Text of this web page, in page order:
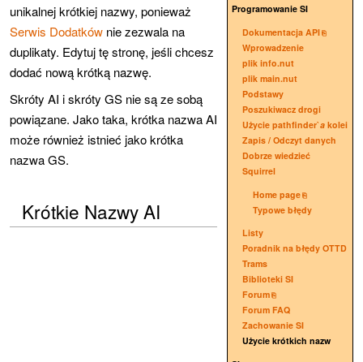
Programowanie SI
Dokumentacja API
Wprowadzenie
plik info.nut
plik main.nut
Podstawy
Poszukiwacz drogi
Użycie pathfinder`a kolei
Zapis / Odczyt danych
Dobrze wiedzieć
Squirrel
Home page
Typowe błędy
Listy
Poradnik na błędy OTTD
Trams
Biblioteki SI
Forum
Forum FAQ
Zachowanie SI
Użycie krótkich nazw
unikalnej krótkiej nazwy, ponieważ
Serwis Dodatków nie zezwala na
duplikaty. Edytuj tę stronę, jeśli chcesz
dodać nową krótką nazwę.
Skróty AI i skróty GS nie są ze sobą
powiązane. Jako taka, krótka nazwa AI
może również istnieć jako krótka
nazwa GS.
Krótkie Nazwy AI